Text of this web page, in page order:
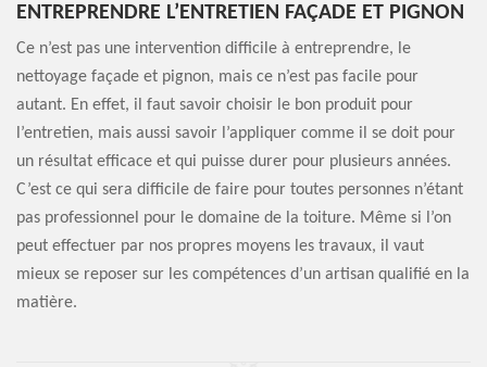
ENTREPRENDRE L’ENTRETIEN FAÇADE ET PIGNON
Ce n’est pas une intervention difficile à entreprendre, le
nettoyage façade et pignon, mais ce n’est pas facile pour
autant. En effet, il faut savoir choisir le bon produit pour
l’entretien, mais aussi savoir l’appliquer comme il se doit pour
un résultat efficace et qui puisse durer pour plusieurs années.
C’est ce qui sera difficile de faire pour toutes personnes n’étant
pas professionnel pour le domaine de la toiture. Même si l’on
peut effectuer par nos propres moyens les travaux, il vaut
mieux se reposer sur les compétences d’un artisan qualifié en la
matière.